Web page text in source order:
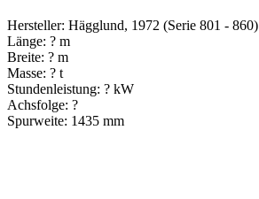
Hersteller: Hägglund, 1972 (Serie 801 - 860)
Länge: ? m
Breite: ? m
Masse: ? t
Stundenleistung: ? kW
Achsfolge: ?
Spurweite: 1435 mm